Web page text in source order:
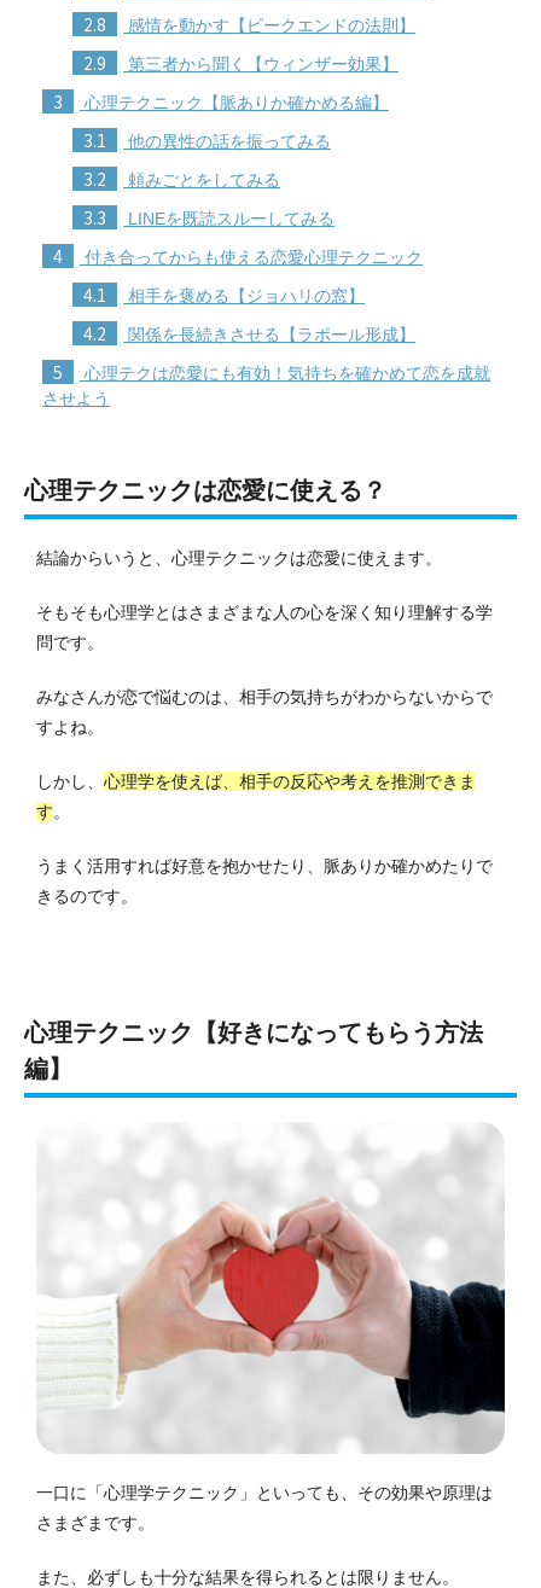
2.8 感情を動かす【ピークエンドの法則】
2.9 第三者から聞く【ウィンザー効果】
3 心理テクニック【脈ありか確かめる編】
3.1 他の異性の話を振ってみる
3.2 頼みごとをしてみる
3.3 LINEを既読スルーしてみる
4 付き合ってからも使える恋愛心理テクニック
4.1 相手を褒める【ジョハリの窓】
4.2 関係を長続きさせる【ラポール形成】
5
心理テクは恋愛にも有効！気持ちを確かめて恋を成就
させよう
心理テクニックは恋愛に使える？
結論からいうと、心理テクニックは恋愛に使えます。
そもそも心理学とはさまざまな人の心を深く知り理解する学
問です。
みなさんが恋で悩むのは、相手の気持ちがわからないからで
すよね。
しかし、 心理学を使えば、相手の反応や考えを推測できま
す。
うまく活用すれば好意を抱かせたり、脈ありか確かめたりで
きるのです。
心理テクニック【好きになってもらう方法
編】
一口に「心理学テクニック」といっても、その効果や原理は
さまざまです。
また、必ずしも十分な結果を得られるとは限りません。